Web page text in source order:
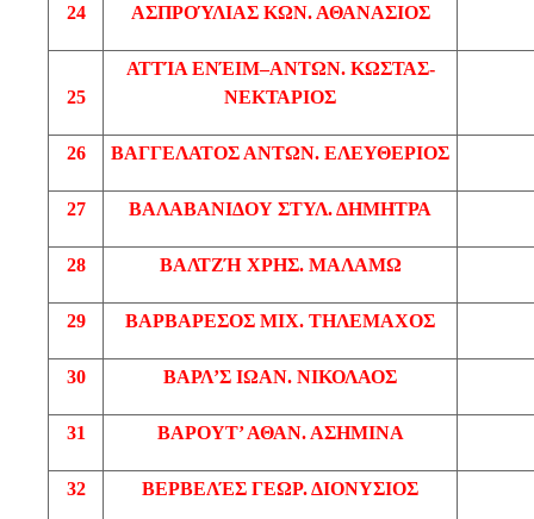
24 ΑΣΠΡΟΎΛΙΑΣ ΚΩΝ. ΑΘΑΝΑΣΙΟΣ
25
ΑΤΤΊΑ ΕΝΈΙΜ–ΑΝΤΩΝ. ΚΩΣΤΑΣ-
ΝΕΚΤΑΡΙΟΣ
26 ΒΑΓΓΕΛΑΤΟΣ ΑΝΤΩΝ. ΕΛΕΥΘΕΡΙΟΣ
27 ΒΑΛΑΒΑΝΙΔΟΥ ΣΤΥΛ. ΔΗΜΗΤΡΑ
28 ΒΑΛΤΖΉ ΧΡΗΣ. ΜΑΛΑΜΩ
29 ΒΑΡΒΑΡΕΣΟΣ ΜΙΧ. ΤΗΛΕΜΑΧΟΣ
30 ΒΑΡΛ’Σ ΙΩΑΝ. ΝΙΚΟΛΑΟΣ
31 ΒΑΡΟΥΤ’ ΑΘΑΝ. ΑΣΗΜΙΝΑ
32 ΒΕΡΒΕΛΈΣ ΓΕΩΡ. ΔΙΟΝΥΣΙΟΣ